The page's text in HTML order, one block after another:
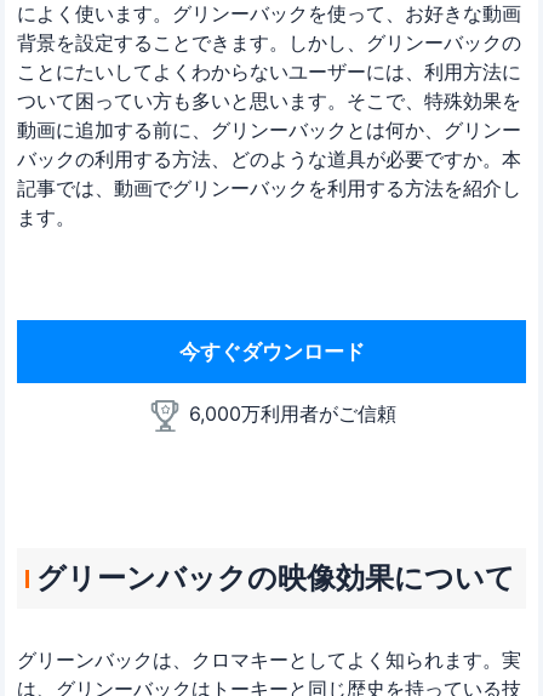
によく使います。グリンーバックを使って、お好きな動画
背景を設定することできます。しかし、グリンーバックの
ことにたいしてよくわからないユーザーには、利用方法に
ついて困ってい方も多いと思います。そこで、特殊効果を
動画に追加する前に、グリンーバックとは何か、グリンー
バックの利用する方法、どのような道具が必要ですか。本
記事では、動画でグリンーバックを利用する方法を紹介し
ます。
今すぐダウンロード
6,000万利用者がご信頼
グリーンバックの映像効果について
グリーンバックは、クロマキーとしてよく知られます。実
は、グリンーバックはトーキーと同じ歴史を持っている技